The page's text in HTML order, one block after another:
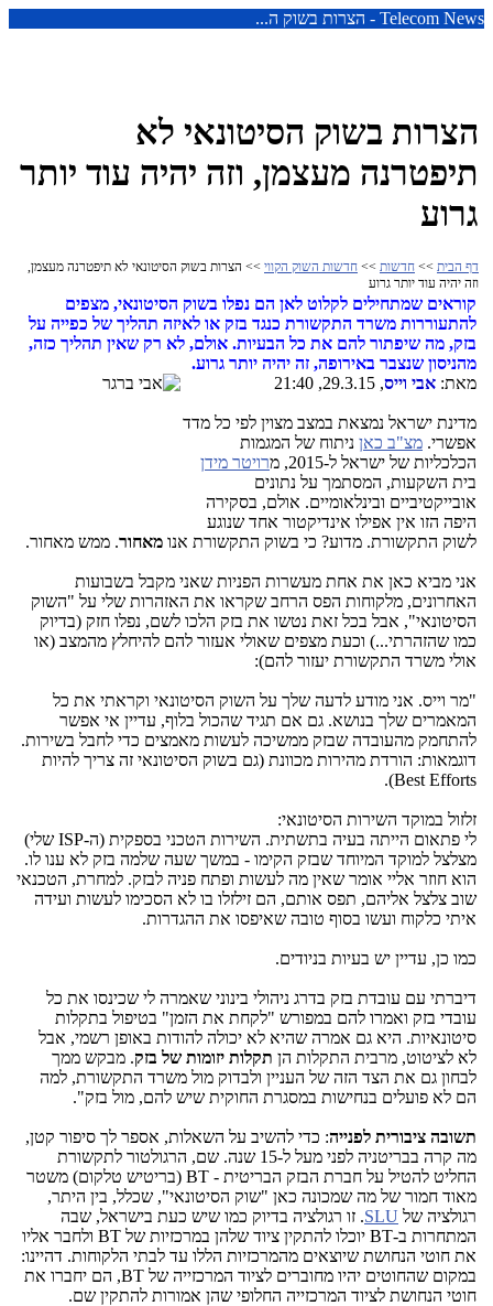
Telecom News - הצרות בשוק ה...
הצרות בשוק הסיטונאי לא
תיפטרנה מעצמן, וזה יהיה עוד יותר
גרוע
דף הבית >> חדשות >> חדשות השוק הקווי >> הצרות בשוק הסיטונאי לא תיפטרנה מעצמן,
וזה יהיה עוד יותר גרוע
קוראים שמתחילים לקלוט לאן הם נפלו בשוק הסיטונאי, מצפים
להתעוררות משרד התקשורת כנגד בזק או לאיזה תהליך של כפייה על
בזק, מה שיפתור להם את כל הבעיות. אולם, לא רק שאין תהליך כזה,
מהניסון שנצבר באירופה, זה יהיה יותר גרוע.
מאת: אבי וייס, 29.3.15, 21:40
מדינת ישראל נמצאת במצב מצוין לפי כל מדד
אפשרי. מצ"ב כאן ניתוח של המגמות
הכלכליות של ישראל ל-2015, מ
רויטר מידן
בית השקעות, המסתמך על נתונים
אובייקטיביים ובינלאומיים. אולם, בסקירה
היפה הזו אין אפילו אינדיקטור אחד שנוגע
לשוק התקשורת. מדוע? כי בשוק התקשורת אנו מאחור. ממש מאחור.
אני מביא כאן את אחת מעשרות הפניות שאני מקבל בשבועות
האחרונים, מלקוחות הפס הרחב שקראו את האזהרות שלי על "השוק
הסיטונאי", אבל בכל זאת נטשו את בזק הלכו לשם, נפלו חזק (בדיוק
כמו שהזהרתי...) וכעת מצפים שאולי אעזור להם להיחלץ מהמצב (או
אולי משרד התקשורת יעזור להם):
"מר וייס. אני מודע לדעה שלך על השוק הסיטונאי וקראתי את כל
המאמרים שלך בנושא. גם אם תגיד שהכול בלוף, עדיין אי אפשר
להתחמק מהעובדה שבזק ממשיכה לעשות מאמצים כדי לחבל בשירות.
דוגמאות: הורדת מהירות מכוונת (גם בשוק הסיטונאי זה צריך להיות
Best Efforts).
זלזול במוקד השירות הסיטונאי:
לי פתאום הייתה בעיה בתשתית. השירות הטכני בספקית (ה-ISP שלי)
מצלצל למוקד המיוחד שבזק הקימו - במשך שעה שלמה בזק לא ענו לו.
הוא חוזר אליי אומר שאין מה לעשות ופתח פניה לבזק. למחרת, הטכנאי
שוב צלצל אליהם, תפס אותם, הם זילזלו בו לא הסכימו לעשות ועידה
איתי כלקוח ועשו בסוף טובה שאיפסו את ההגדרות.
כמו כן, עדיין יש בעיות בניודים.
דיברתי עם עובדת בזק בדרג ניהולי בינוני שאמרה לי שכינסו את כל
עובדי בזק ואמרו להם במפורש "לקחת את הזמן" בטיפול בתקלות
סיטונאיות. היא גם אמרה שהיא לא יכולה להודות באופן רשמי, אבל
לא לציטוט, מרבית התקלות הן תקלות יזומות של בזק. מבקש ממך
לבחון גם את הצד הזה של העניין ולבדוק מול משרד התקשורת, למה
הם לא פועלים בנחישות במסגרת החוקית שיש להם, מול בזק".
תשובה ציבורית לפנייה: כדי להשיב על השאלות, אספר לך סיפור קטן,
מה קרה בבריטניה לפני מעל ל-15 שנה. שם, הרגולטור לתקשורת
החליט להטיל על חברת הבזק הבריטית - BT (בריטיש טלקום) משטר
מאוד חמור של מה שמכונה כאן "שוק הסיטונאי", שכלל, בין היתר,
רגולציה של SLU. זו רגולציה בדיוק כמו שיש כעת בישראל, שבה
המתחרות ב-BT יוכלו להתקין ציוד שלהן במרכזיות של BT ולחבר אליו
את חוטי הנחושת שיוצאים מהמרכזיות הללו עד לבתי הלקוחות. דהיינו:
במקום שהחוטים יהיו מחוברים לציוד המרכזייה של BT, הם יחברו את
חוטי הנחושת לציוד המרכזייה החלופי שהן אמורות להתקין שם.